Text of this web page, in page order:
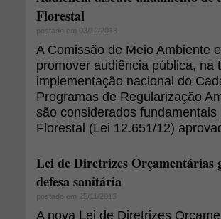
Florestal
postado em 03/12/2013
A Comissão de Meio Ambiente
promover audiência pública, na
implementação nacional do
Programas de Regularização
são considerados
Florestal (Lei 12.651/12)
Lei de Diretrizes Orçamentárias
defesa sanitária
postado em 25/11/2013
A nova Lei de Diretrizes